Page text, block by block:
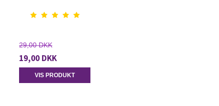
29,00 DKK
19,00 DKK
VIS PRODUKT